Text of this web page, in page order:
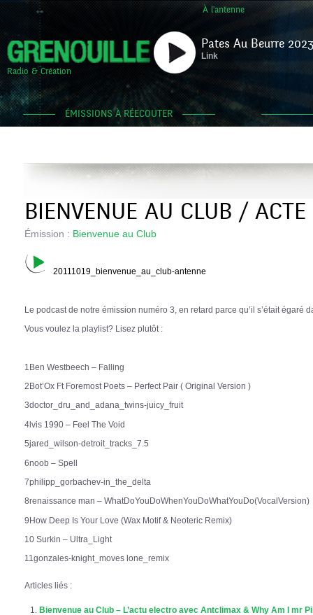
À l'antenne
Radio & Création
Pates Au Beurre
Link
ÉMISSIONS À RÉECOUTER
BIENVENUE AU CLUB /
Émission : Bienvenue au Club
20111019_bienvenue_au_club-antenne
Le podcast de notre émission numéro 3, en retard parce qu’il s’était égaré
Vous voulez la playlist? Lisez plutôt :
1Ben Westbeech – Falling
2Bot’Ox Ft Foremost Poets – Perfect Pair ( Original Version )
3doctor_dru_and_adana_twins-juicy_fruit
4lvis 1990 – Feel The Void
5jared_wilson-detroit_tracks_7.5
6noob – Spell
7philipp_gorbachev-in_the_delta
8renaissance man – WhatDoYouDoWhenYouDoWhatYouDo(VocalVersion)
9How Deep Is Your Love (Wax Motif & Neoteric Remix)
10 Surkin – Ultra_Light
11gonzales-knight_moves lone_remix
Articles liés :
Bienvenue au Club – L’actu electro avec Antclimax & Why Am I mr